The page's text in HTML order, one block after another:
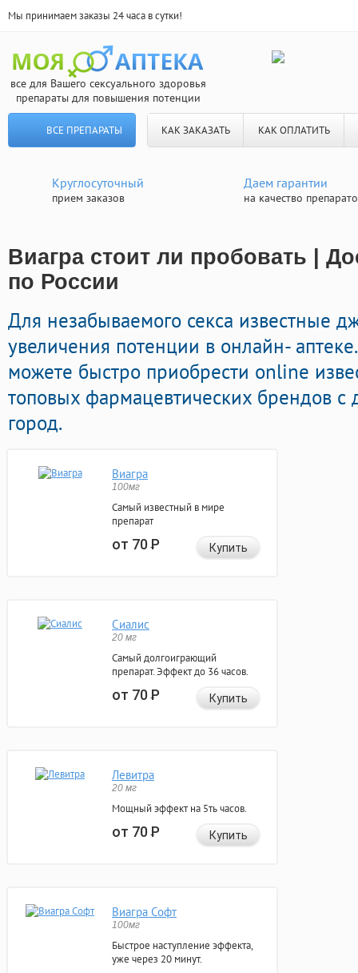
Мы принимаем заказы 24 часа в сутки!
все для Вашего сексуального здоровья
препараты для повышения потенции
ВСЕ ПРЕПАРАТЫ КАК ЗАКАЗАТЬ КАК ОПЛАТИТЬ
Круглосуточный
прием заказов
Даем гарантии
на качество
Виагра стоит ли пробовать |
по России
Для незабываемого секса известные
увеличения потенции в онлайн-
можете быстро приобрести online
топовых фармацевтических брендов с
город.
Виагра
100мг
Самый известный в мире
препарат
от 70Р Купить
Сиалис
20 мг
Самый долгоиграющий
препарат. Эффект до 36 часов.
от 70Р Купить
Левитра
20 мг
Мощный эффект на 5ть часов.
от 70Р Купить
Виагра Софт
100мг
Быстрое наступление эффекта,
уже через 20 минут.